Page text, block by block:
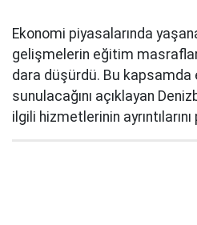
Ekonomi piyasalarında
gelişmelerin eğitim
dara düşürdü. Bu
sunulacağını açıklayan
ilgili hizmetlerinin ayrıntılarını